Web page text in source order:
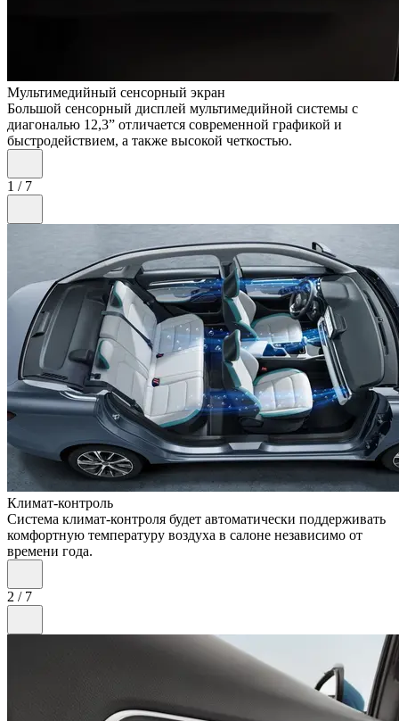
Мультимедийный сенсорный экран
Большой сенсорный дисплей мультимедийной системы c
диагональю 12,3” отличается современной графикой и
быстродействием, а также высокой четкостью.
1 / 7
Климат-контроль
Система климат-контроля будет автоматически поддерживать
комфортную температуру воздуха в салоне независимо от
времени года.
2 / 7